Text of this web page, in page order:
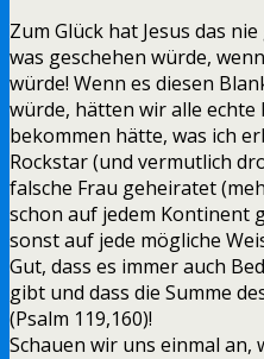
Zum Glück hat Jesus das
was geschehen würde,
würde! Wenn es diesen
würde, hätten wir alle echte
bekommen hätte, was ich
Rockstar (und vermutlich
falsche Frau geheiratet
schon auf jedem Kontinent
sonst auf jede mögliche
Gut, dass es immer auch
gibt und dass die Summe
(Psalm 119,160)!
Schauen wir uns einmal an,